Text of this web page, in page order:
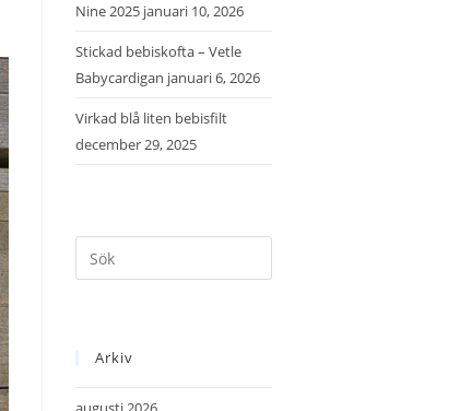
Nine 2025 januari 10, 2026
Stickad bebiskofta – Vetle
Babycardigan januari 6, 2026
Virkad blå liten bebisfilt
december 29, 2025
Arkiv